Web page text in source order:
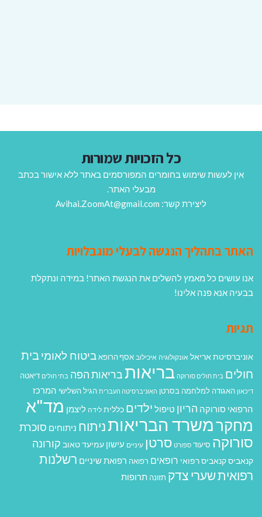
כל הזכויות שמורות
אין לעשות שימוש בחומרים המפורסמים באתר ללא אישור בכתב
מבעלי האתר.
ליצירת קשר: Avihai.ZoomAt@gmail.com
האתר בתהליך הנגשה לבעלי מוגבלויות
אנו עושים כל מאמץ להשלים את הנגשת האתר! במידה ונתקלת
בבעיה אנא פנה אלינו!
תגיות
אוניברסיטת אריאל אונקולוגיה איכילוב אסף הרופא ביטוח לאומיבית
חולים בית חולים סורוקה בריאותבריאות הפה בתי חולים דיאטה
דיכאון האגודה למלחמה בסרטן האוניברסיטה העברית הגיל השלישי המרכז
הרפואי סורוקה הריון טיפול ילדים כללית לידה ליצמן מד"א
מחקרמשרד הבריאותניתוח ניתוחים סוכרת
סורוקה סיעוד ספורט סרטן עיניים עישון עמיעד טאוב קורונה
קנאביסקנאביס רפואי רופאים רפואה רפואת שיניים רשלנות
רפואיתשערי צדק תזונה תרופות